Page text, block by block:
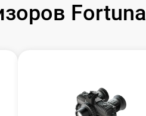
Fortuna